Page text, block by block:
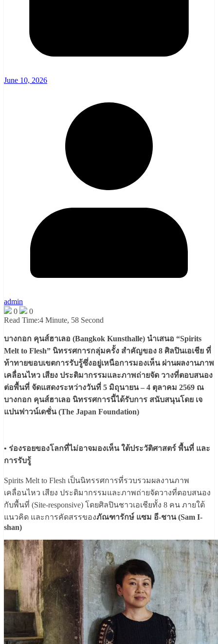
June 10, 2026
admin
0
0
Read Time:4 Minute, 58 Second
บางกอก คุนส์ฮาเลอ (Bangkok Kunsthalle) นำเสนอ “Spirits
Melt to Flesh” นิทรรศการกลุ่มครั้ง สำคัญของ 8 ศิลปินเอเชีย ที่
ท้าทายขอบเขตการรับรู้ซึ่งอยู่เหนือการมองเห็น ผ่านผลงานภาพ
เคลื่อนไหว เสียง ประติมากรรมและภาพถ่ายจัด วางที่ตอบสนอง
ต่อพื้นที่ จัดแสดงระหว่างวันที่ 5 มิถุนายน – 4 ตุลาคม 2569 ณ
บางกอก คุนส์ฮาเลอ นิทรรศการนี้ได้รับการ สนับสนุนโดย เจ
แปนฟาวน์เดชั่น (The Japan Foundation)
• ร่องรอยของโลกที่ไม่อาจมองเห็น ใต้ประวัติศาสตร์ พื้นที่ และ
การรับรู้
Spirits Melt to Flesh เป็นนิทรรศการที่รวบรวมผลงานภาพ
เคลื่อนไหว เสียง ประติมากรรมและภาพถ่ายจัดวางที่ตอบสนอง
กับพื้นที่ (Site-responsive) โดยศิลปินชาวเอเชียทั้ง 8 คน ภายใต้
แนวคิด และการคัดสรรของภัณฑารักษ์ แซม อี-ชาน (Sam I-
shan)